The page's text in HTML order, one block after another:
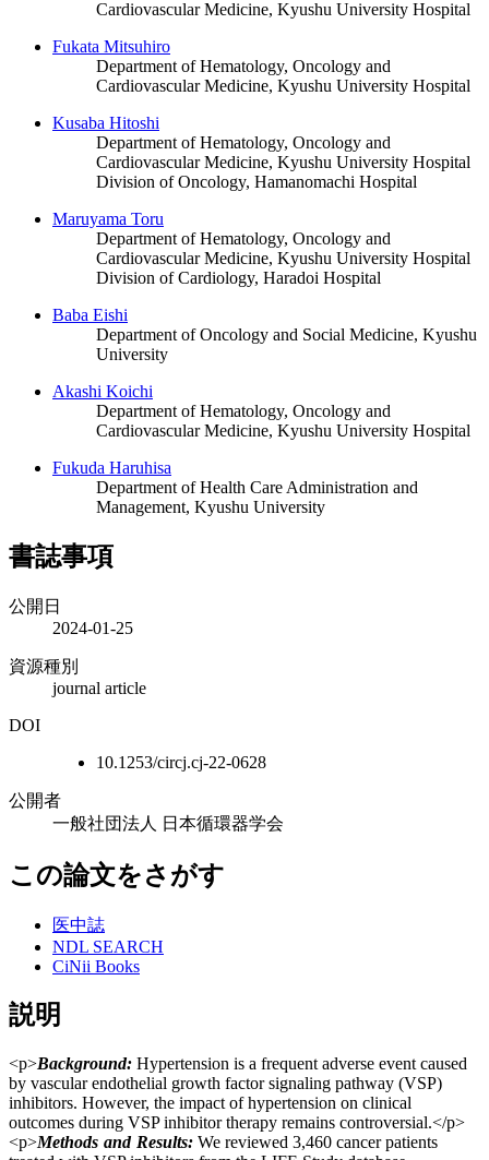
Cardiovascular Medicine, Kyushu University Hospital
Fukata Mitsuhiro
Department of Hematology, Oncology and
Cardiovascular Medicine, Kyushu University Hospital
Kusaba Hitoshi
Department of Hematology, Oncology and
Cardiovascular Medicine, Kyushu University Hospital
Division of Oncology, Hamanomachi Hospital
Maruyama Toru
Department of Hematology, Oncology and
Cardiovascular Medicine, Kyushu University Hospital
Division of Cardiology, Haradoi Hospital
Baba Eishi
Department of Oncology and Social Medicine, Kyushu
University
Akashi Koichi
Department of Hematology, Oncology and
Cardiovascular Medicine, Kyushu University Hospital
Fukuda Haruhisa
Department of Health Care Administration and
Management, Kyushu University
書誌事項
公開日
2024-01-25
資源種別
journal article
DOI
10.1253/circj.cj-22-0628
公開者
一般社団法人 日本循環器学会
この論文をさがす
医中誌
NDL SEARCH
CiNii Books
説明
<p>Background: Hypertension is a frequent adverse event caused
by vascular endothelial growth factor signaling pathway (VSP)
inhibitors. However, the impact of hypertension on clinical
outcomes during VSP inhibitor therapy remains controversial.</p>
<p>Methods and Results: We reviewed 3,460 cancer patients